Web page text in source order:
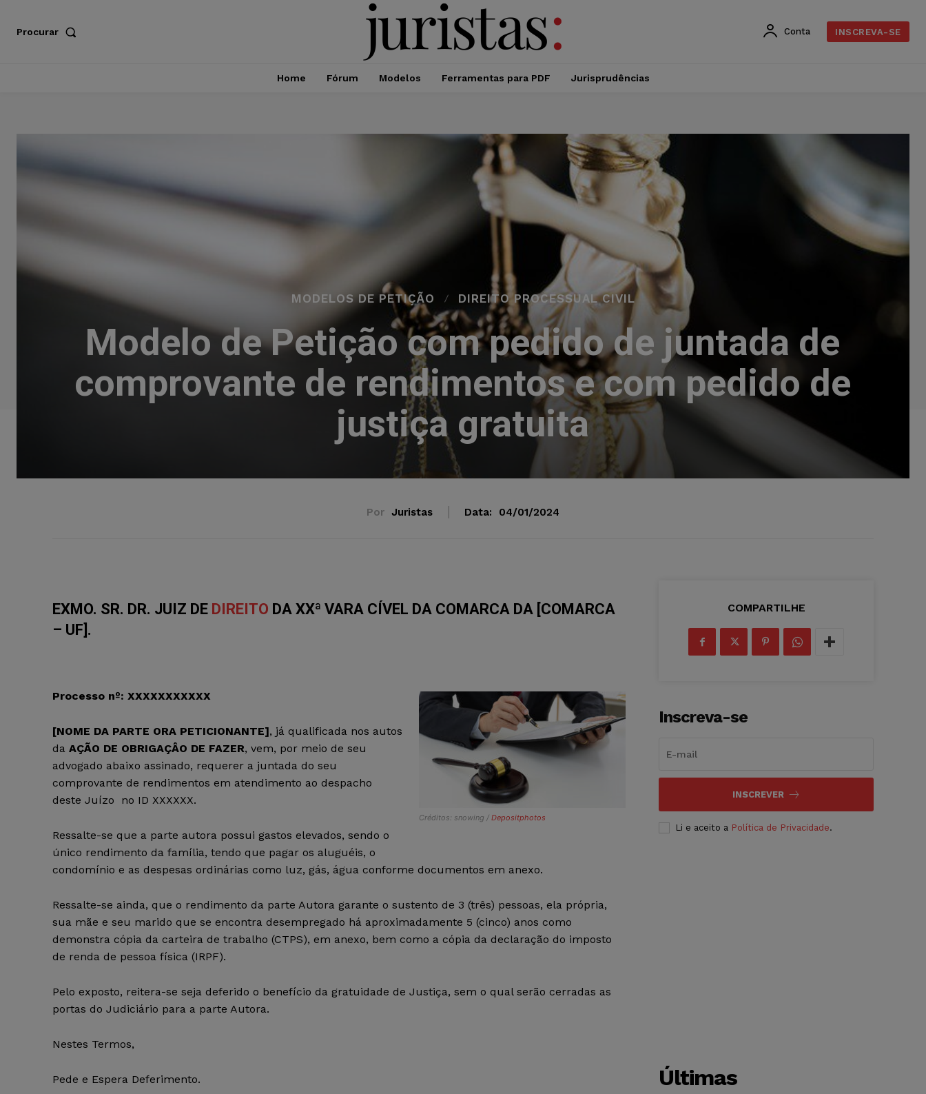
Procurar Conta INSCREVA-SE
Home Fórum Modelos Ferramentas para PDF Jurisprudências
MODELOS DE PETIÇÃO DIREITO PROCESSUAL CIVIL
Modelo de Petição com pedido de juntada de
comprovante de rendimentos e com pedido de
justiça gratuita
Por Juristas Data: 04/01/2024
EXMO. SR. DR. JUIZ DE DIREITO DA XXª VARA CÍVEL DA COMARCA DA [COMARCA
– UF].
Créditos: snowing /Depositphotos
Processo nº: XXXXXXXXXXX
[NOME DA PARTE ORA PETICIONANTE], já qualificada nos autos
da AÇÃO DE OBRIGAÇÂO DE FAZER, vem, por meio de seu
advogado abaixo assinado, requerer a juntada do seu
comprovante de rendimentos em atendimento ao despacho
deste Juízo no ID XXXXXX.
Ressalte-se que a parte autora possui gastos elevados, sendo o
único rendimento da família, tendo que pagar os aluguéis, o
condomínio e as despesas ordinárias como luz, gás, água conforme documentos em anexo.
Ressalte-se ainda, que o rendimento da parte Autora garante o sustento de 3 (três) pessoas, ela própria,
sua mãe e seu marido que se encontra desempregado há aproximadamente 5 (cinco) anos como
demonstra cópia da carteira de trabalho (CTPS), em anexo, bem como a cópia da declaração do imposto
de renda de pessoa física (IRPF).
Pelo exposto, reitera-se seja deferido o benefício da gratuidade de Justiça, sem o qual serão cerradas as
portas do Judiciário para a parte Autora.
Nestes Termos,
Pede e Espera Deferimento.
COMPARTILHE
Inscreva-se
INSCREVER
Li e aceito a Política de Privacidade.
Últimas